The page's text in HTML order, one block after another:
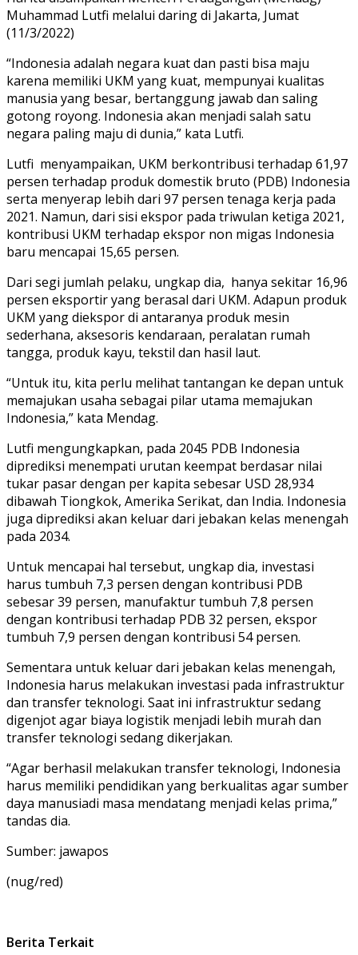
Muhammad Lutfi melalui daring di Jakarta, Jumat
(11/3/2022)
“Indonesia adalah negara kuat dan pasti bisa maju
karena memiliki UKM yang kuat, mempunyai kualitas
manusia yang besar, bertanggung jawab dan saling
gotong royong. Indonesia akan menjadi salah satu
negara paling maju di dunia,” kata Lutfi.
Lutfi menyampaikan, UKM berkontribusi terhadap 61,97
persen terhadap produk domestik bruto (PDB) Indonesia
serta menyerap lebih dari 97 persen tenaga kerja pada
2021. Namun, dari sisi ekspor pada triwulan ketiga 2021,
kontribusi UKM terhadap ekspor non migas Indonesia
baru mencapai 15,65 persen.
Dari segi jumlah pelaku, ungkap dia, hanya sekitar 16,96
persen eksportir yang berasal dari UKM. Adapun produk
UKM yang diekspor di antaranya produk mesin
sederhana, aksesoris kendaraan, peralatan rumah
tangga, produk kayu, tekstil dan hasil laut.
“Untuk itu, kita perlu melihat tantangan ke depan untuk
memajukan usaha sebagai pilar utama memajukan
Indonesia,” kata Mendag.
Lutfi mengungkapkan, pada 2045 PDB Indonesia
diprediksi menempati urutan keempat berdasar nilai
tukar pasar dengan per kapita sebesar USD 28,934
dibawah Tiongkok, Amerika Serikat, dan India. Indonesia
juga diprediksi akan keluar dari jebakan kelas menengah
pada 2034.
Untuk mencapai hal tersebut, ungkap dia, investasi
harus tumbuh 7,3 persen dengan kontribusi PDB
sebesar 39 persen, manufaktur tumbuh 7,8 persen
dengan kontribusi terhadap PDB 32 persen, ekspor
tumbuh 7,9 persen dengan kontribusi 54 persen.
Sementara untuk keluar dari jebakan kelas menengah,
Indonesia harus melakukan investasi pada infrastruktur
dan transfer teknologi. Saat ini infrastruktur sedang
digenjot agar biaya logistik menjadi lebih murah dan
transfer teknologi sedang dikerjakan.
“Agar berhasil melakukan transfer teknologi, Indonesia
harus memiliki pendidikan yang berkualitas agar sumber
daya manusiadi masa mendatang menjadi kelas prima,”
tandas dia.
Sumber: jawapos
(nug/red)
Berita Terkait